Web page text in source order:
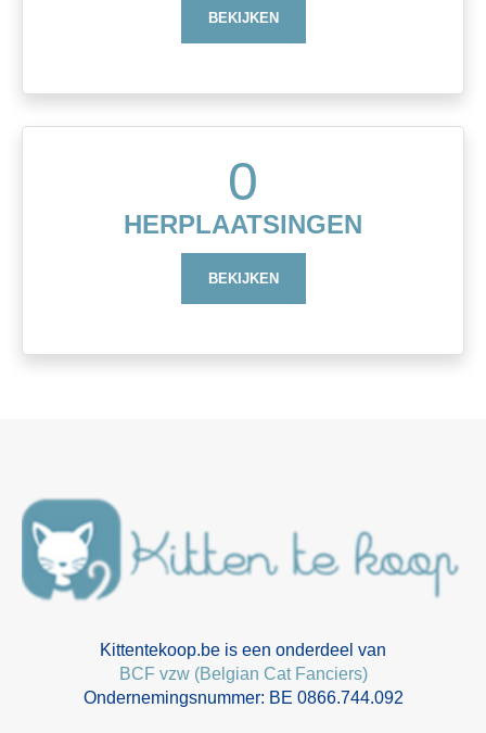
BEKIJKEN
0
HERPLAATSINGEN
BEKIJKEN
Kittentekoop.be is een onderdeel van
BCF vzw (Belgian Cat Fanciers)
Ondernemingsnummer: BE 0866.744.092